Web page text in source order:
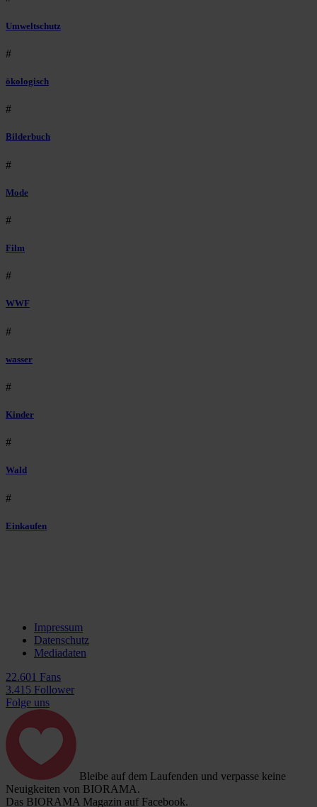
Umweltschutz
#
ökologisch
#
Bilderbuch
#
Mode
#
Film
#
WWF
#
wasser
#
Kinder
#
Wald
#
Einkaufen
Impressum
Datenschutz
Mediadaten
22.601 Fans
3.415 Follower
Folge uns
Bleibe auf dem Laufenden und verpasse keine
Neuigkeiten von BIORAMA.
Das BIORAMA Magazin auf Facebook.